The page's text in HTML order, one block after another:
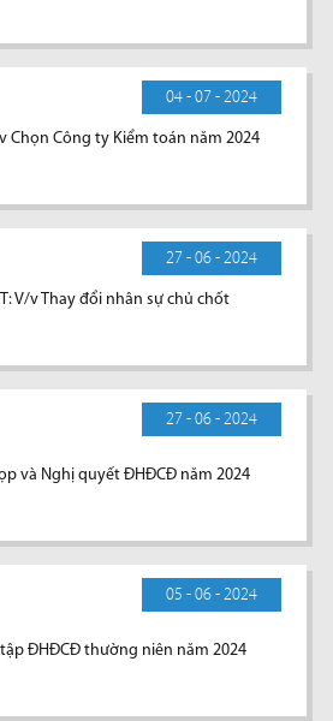
04 - 07 - 2024
Chọn Công ty Kiểm toán năm 2024
27 - 06 - 2024
V/v Thay đổi nhân sự chủ chốt
27 - 06 - 2024
và Nghị quyết ĐHĐCĐ năm 2024
05 - 06 - 2024
ĐHĐCĐ thường niên năm 2024